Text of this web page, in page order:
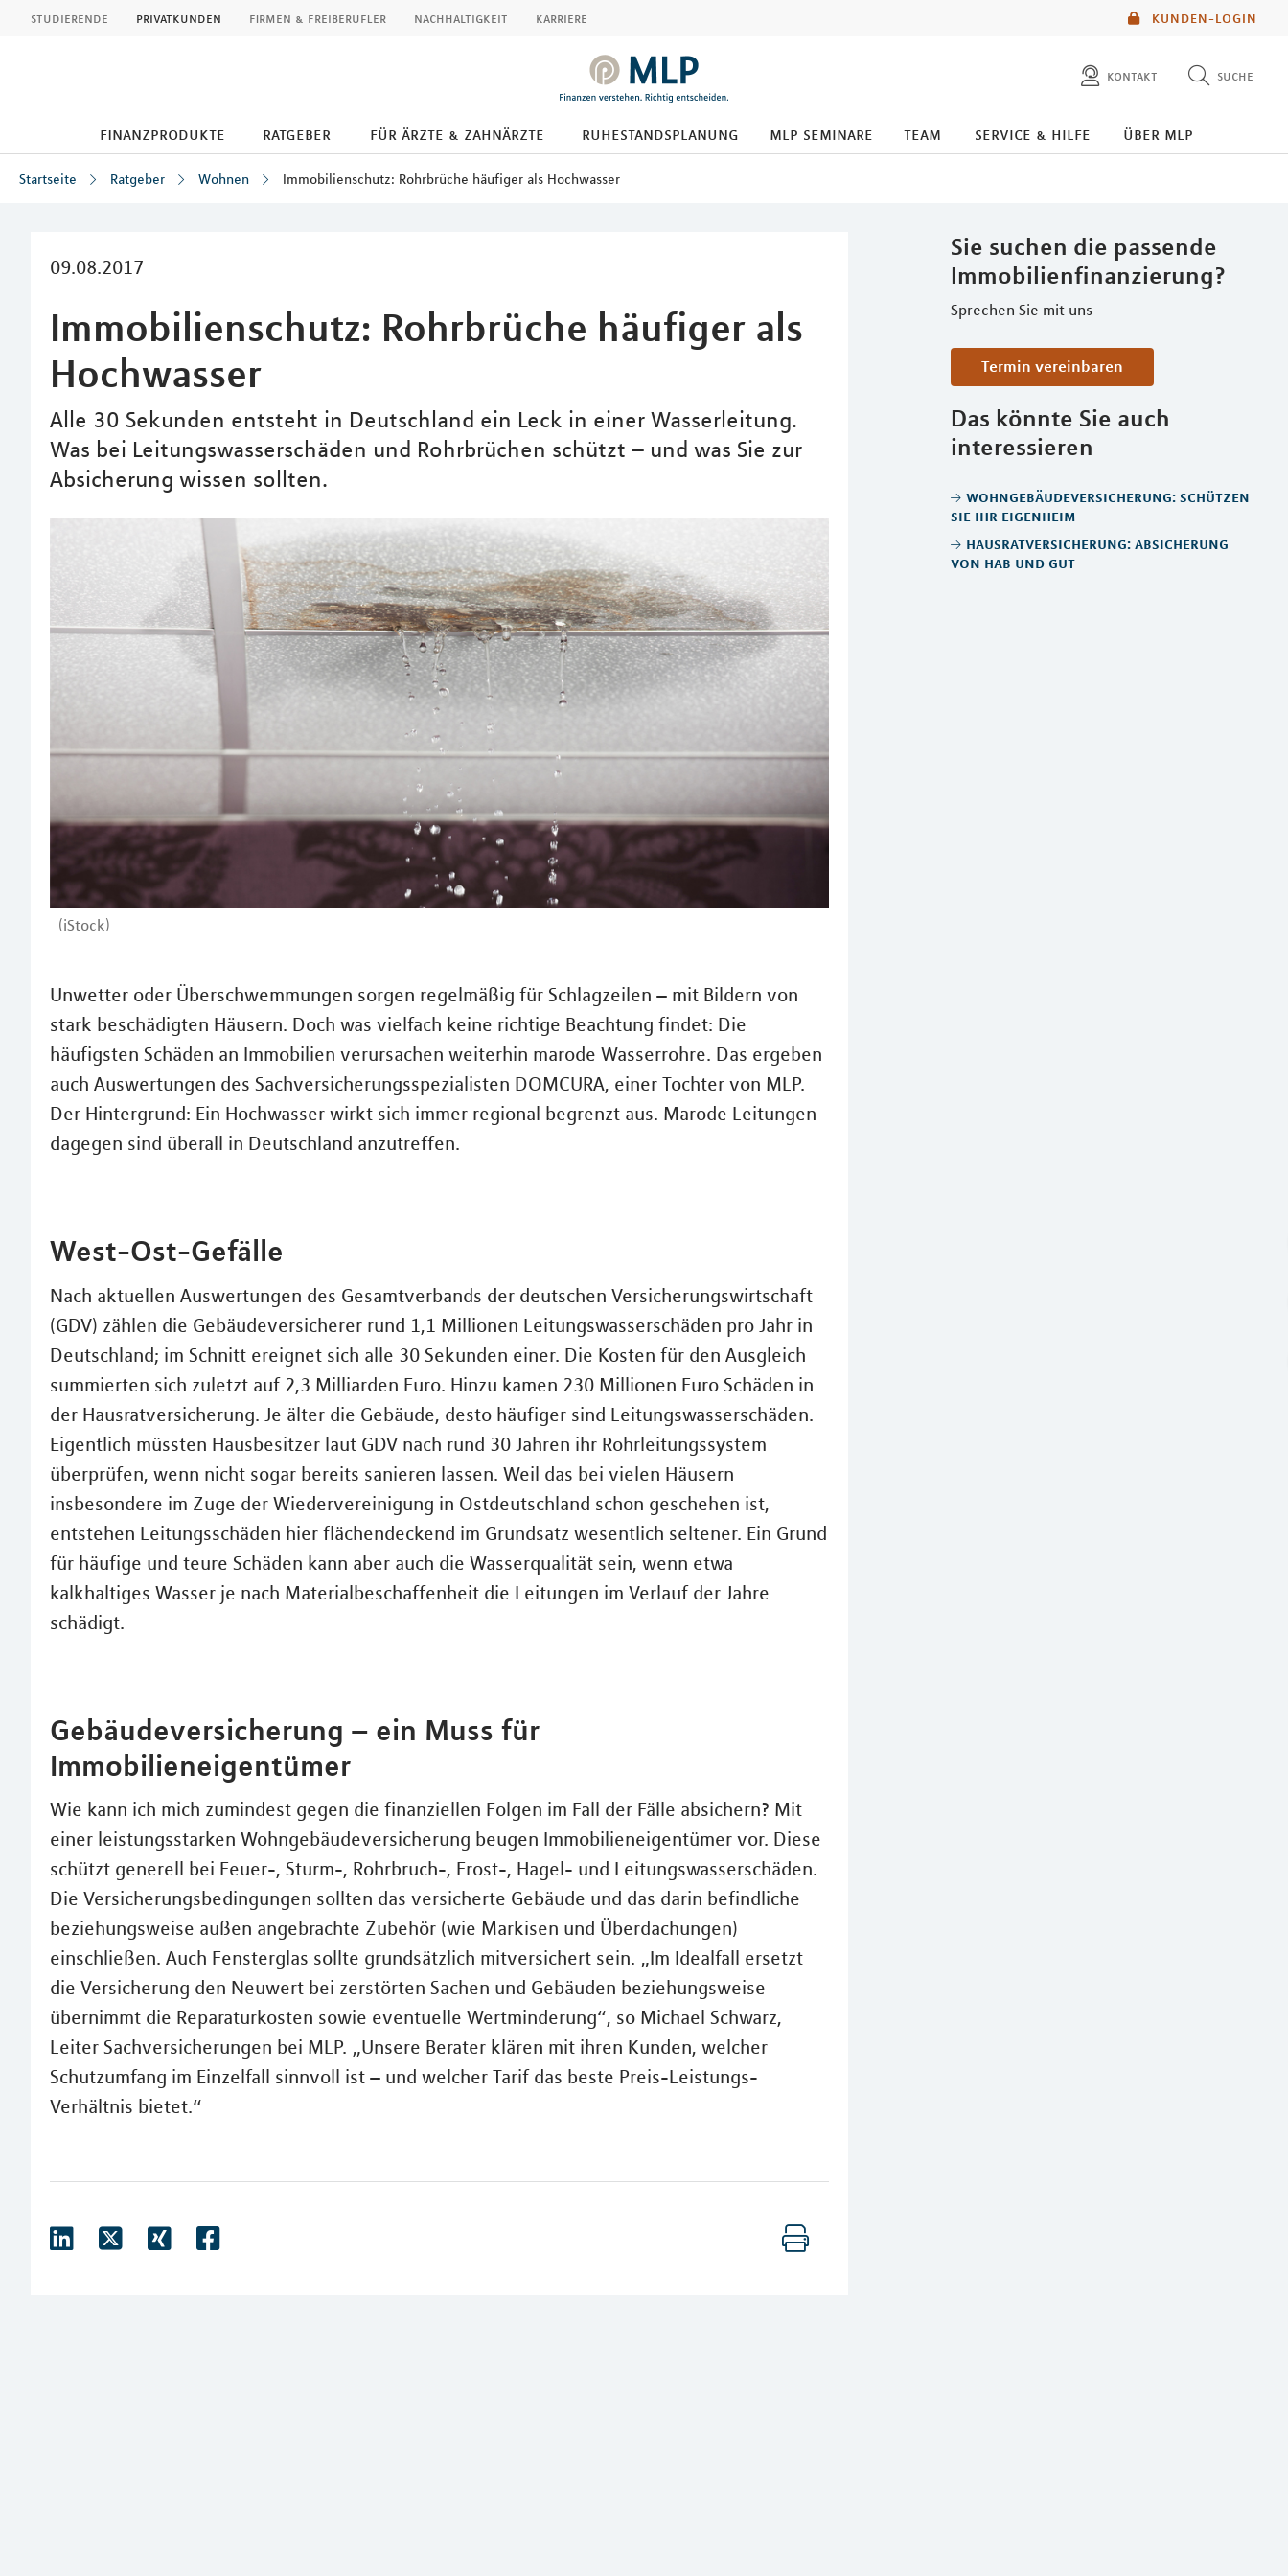
KUNDEN-LOGIN
studierende privatkunden firmen & freiberufler nachhaltigkeit karriere
kontakt suche
diese website durchsuchen
finanzprodukte ratgeber für ärzte & zahnärzte ruhestandsplanung mlp seminare team service & hilfe über mlp
Startseite Ratgeber Wohnen Immobilienschutz: Rohrbrüche häufiger als Hochwasser
09.08.2017
Immobilienschutz: Rohrbrüche häufiger als
Hochwasser
Alle 30 Sekunden entsteht in Deutschland ein Leck in einer Wasserleitung.
Was bei Leitungswasserschäden und Rohrbrüchen schützt – und was Sie zur
Absicherung wissen sollten.
(iStock)
Sie suchen die passende
Immobilienfinanzierung?
Sprechen Sie mit uns
Termin vereinbaren
Das könnte Sie auch
interessieren
wohngebäudeversicherung: schützen
sie ihr eigenheim
hausratversicherung: absicherung
von hab und gut
Unwetter oder Überschwemmungen sorgen regelmäßig für Schlagzeilen – mit Bildern von
stark beschädigten Häusern. Doch was vielfach keine richtige Beachtung findet: Die
häufigsten Schäden an Immobilien verursachen weiterhin marode Wasserrohre. Das ergeben
auch Auswertungen des Sachversicherungsspezialisten DOMCURA, einer Tochter von MLP.
Der Hintergrund: Ein Hochwasser wirkt sich immer regional begrenzt aus. Marode Leitungen
dagegen sind überall in Deutschland anzutreffen.
West-Ost-Gefälle
Nach aktuellen Auswertungen des Gesamtverbands der deutschen Versicherungswirtschaft
(GDV) zählen die Gebäudeversicherer rund 1,1 Millionen Leitungswasserschäden pro Jahr in
Deutschland; im Schnitt ereignet sich alle 30 Sekunden einer. Die Kosten für den Ausgleich
summierten sich zuletzt auf 2,3 Milliarden Euro. Hinzu kamen 230 Millionen Euro Schäden in
der Hausratversicherung. Je älter die Gebäude, desto häufiger sind Leitungswasserschäden.
Eigentlich müssten Hausbesitzer laut GDV nach rund 30 Jahren ihr Rohrleitungssystem
überprüfen, wenn nicht sogar bereits sanieren lassen. Weil das bei vielen Häusern
insbesondere im Zuge der Wiedervereinigung in Ostdeutschland schon geschehen ist,
entstehen Leitungsschäden hier flächendeckend im Grundsatz wesentlich seltener. Ein Grund
für häufige und teure Schäden kann aber auch die Wasserqualität sein, wenn etwa
kalkhaltiges Wasser je nach Materialbeschaffenheit die Leitungen im Verlauf der Jahre
schädigt.
Gebäudeversicherung – ein Muss für
Immobilieneigentümer
Wie kann ich mich zumindest gegen die finanziellen Folgen im Fall der Fälle absichern? Mit
einer leistungsstarken Wohngebäudeversicherung beugen Immobilieneigentümer vor. Diese
schützt generell bei Feuer-, Sturm-, Rohrbruch-, Frost-, Hagel- und Leitungswasserschäden.
Die Versicherungsbedingungen sollten das versicherte Gebäude und das darin befindliche
beziehungsweise außen angebrachte Zubehör (wie Markisen und Überdachungen)
einschließen. Auch Fensterglas sollte grundsätzlich mitversichert sein. „Im Idealfall ersetzt
die Versicherung den Neuwert bei zerstörten Sachen und Gebäuden beziehungsweise
übernimmt die Reparaturkosten sowie eventuelle Wertminderung“, so Michael Schwarz,
Leiter Sachversicherungen bei MLP. „Unsere Berater klären mit ihren Kunden, welcher
Schutzumfang im Einzelfall sinnvoll ist – und welcher Tarif das beste Preis-Leistungs-
Verhältnis bietet.“